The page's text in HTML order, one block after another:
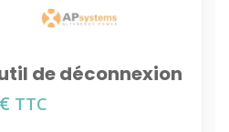
de déconnexion
TTC